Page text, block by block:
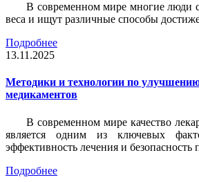
В современном мире многие люди
веса и ищут различные способы
Подробнее
13.11.2025
Методики и технологии по
медикаментов
В современном мире качество
является одним из ключевых
эффективность лечения и безопасность
Подробнее